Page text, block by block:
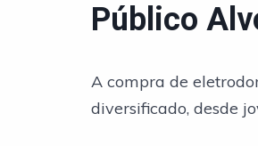
Público
A compra de
diversificado, desde